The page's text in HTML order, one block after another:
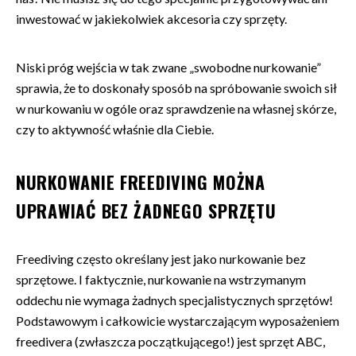
inwestować w jakiekolwiek akcesoria czy sprzęty.
Niski próg wejścia w tak zwane „swobodne nurkowanie”
sprawia, że to doskonały sposób na spróbowanie swoich sił
w nurkowaniu w ogóle oraz sprawdzenie na własnej skórze,
czy to aktywność właśnie dla Ciebie.
NURKOWANIE FREEDIVING MOŻNA
UPRAWIAĆ BEZ ŻADNEGO SPRZĘTU
Freediving często określany jest jako nurkowanie bez
sprzętowe. I faktycznie, nurkowanie na wstrzymanym
oddechu nie wymaga żadnych specjalistycznych sprzętów!
Podstawowym i całkowicie wystarczającym wyposażeniem
freedivera (zwłaszcza początkującego!) jest sprzęt ABC,